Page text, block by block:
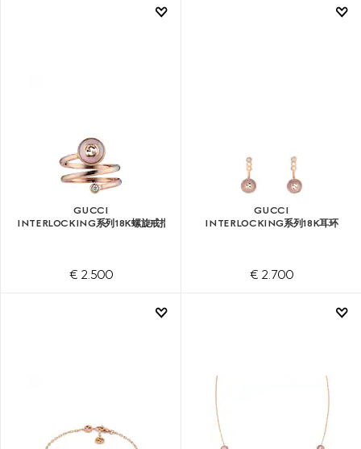
GUCCI
INTERLOCKING系列18K螺旋戒指
€ 2.500
GUCCI
INTERLOCKING系列18K耳环
€ 2.700